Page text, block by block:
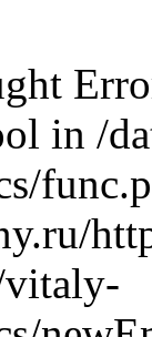
in /
vitaly-